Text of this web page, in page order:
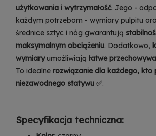
użytkowania i wytrzymałość. Jego -
każdym potrzebom - wymiary pulpitu
średnice sztyc i nóg gwarantują
maksymalnym obciążeniu. Dodatkowo,
wymiaryumożliwiają łatwe
To idealne rozwiązanie dla każdego, kto
niezawodnego statywu ✅.
Specyfikacja techniczna: